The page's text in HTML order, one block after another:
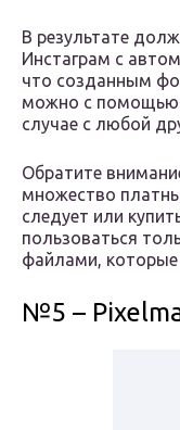
В результате
Инстаграм с
что созданным
можно с помощью
случае с любой
Обратите
множество
следует или
пользоваться
файлами,
№5 –